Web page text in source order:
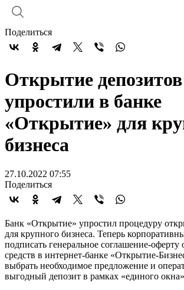
Поделиться
Открытие депозитов
упростили в банке
«Открытие» для
бизнеса
27.10.2022 07:55
Поделиться
Банк «Открытие» упростил процедуру
для крупного бизнеса. Теперь
подписать генеральное соглашение-
средств в интернет-банке «Открытие-
выбрать необходимое предложение и
выгодный депозит в рамках «единого